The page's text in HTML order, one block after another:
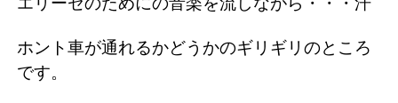
ホント車が通れるかどうかのギリギリのところ
です。